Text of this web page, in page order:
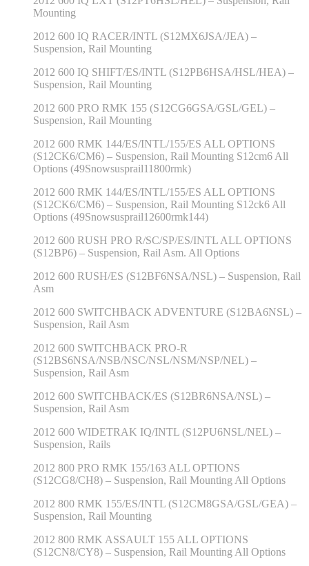
Mounting
2012 600 IQ RACER/INTL (S12MX6JSA/JEA) –
Suspension, Rail Mounting
2012 600 IQ SHIFT/ES/INTL (S12PB6HSA/HSL/HEA) –
Suspension, Rail Mounting
2012 600 PRO RMK 155 (S12CG6GSA/GSL/GEL) –
Suspension, Rail Mounting
2012 600 RMK 144/ES/INTL/155/ES ALL OPTIONS
(S12CK6/CM6) – Suspension, Rail Mounting S12cm6 All
Options (49Snowsusprail11800rmk)
2012 600 RMK 144/ES/INTL/155/ES ALL OPTIONS
(S12CK6/CM6) – Suspension, Rail Mounting S12ck6 All
Options (49Snowsusprail12600rmk144)
2012 600 RUSH PRO R/SC/SP/ES/INTL ALL OPTIONS
(S12BP6) – Suspension, Rail Asm. All Options
2012 600 RUSH/ES (S12BF6NSA/NSL) – Suspension, Rail
Asm
2012 600 SWITCHBACK ADVENTURE (S12BA6NSL) –
Suspension, Rail Asm
2012 600 SWITCHBACK PRO-R
(S12BS6NSA/NSB/NSC/NSL/NSM/NSP/NEL) –
Suspension, Rail Asm
2012 600 SWITCHBACK/ES (S12BR6NSA/NSL) –
Suspension, Rail Asm
2012 600 WIDETRAK IQ/INTL (S12PU6NSL/NEL) –
Suspension, Rails
2012 800 PRO RMK 155/163 ALL OPTIONS
(S12CG8/CH8) – Suspension, Rail Mounting All Options
2012 800 RMK 155/ES/INTL (S12CM8GSA/GSL/GEA) –
Suspension, Rail Mounting
2012 800 RMK ASSAULT 155 ALL OPTIONS
(S12CN8/CY8) – Suspension, Rail Mounting All Options